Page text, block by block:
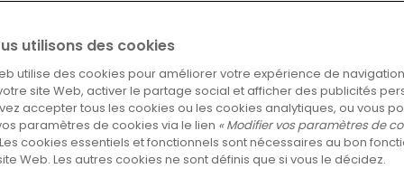
destinées à des fins informatives
nous efforcions de fournir des informations
Nous nous réservons le droit
employés ou conseillers ne peut être
ou des informations qu'il contient.
utilisons des cookies
utilise des cookies pour améliorer votre expérience de
site Web, activer le partage social et afficher des publicités
accepter tous les cookies ou les cookies analytiques, ou vous
paramètres de cookies via le lien « Modifier vos paramètres de
cookies essentiels et fonctionnels sont nécessaires au bon
Web. Les autres cookies ne sont définis que si vous le décidez.